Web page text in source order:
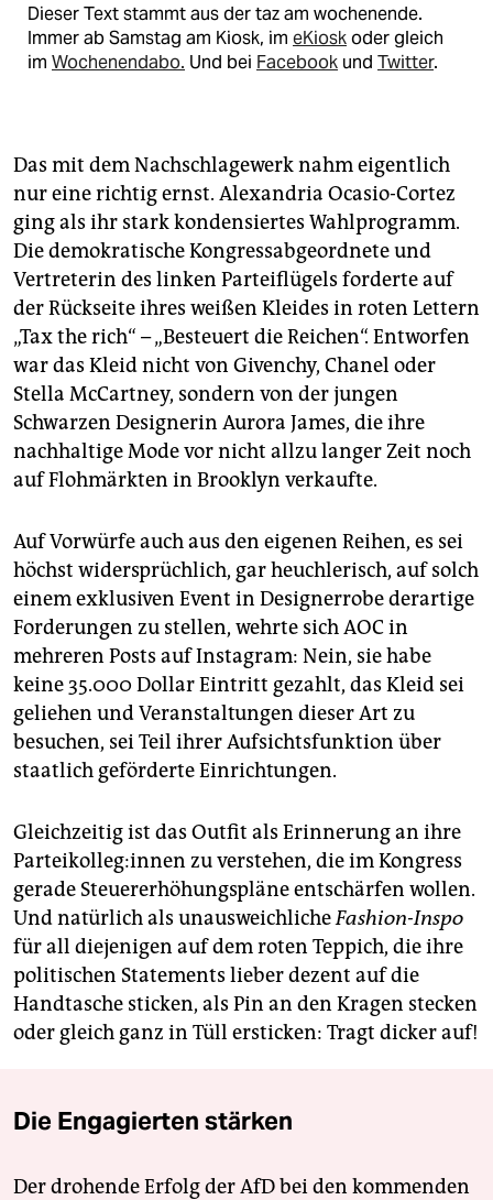
Dieser Text stammt aus der taz am wochenende.
Immer ab Samstag am Kiosk, im eKioskoder gleich
im Wochenendabo. Und bei Facebook und Twitter.
Das mit dem Nachschlagewerk nahm eigentlich
nur eine richtig ernst. Alexandria Ocasio-Cortez
ging als ihr stark kondensiertes Wahlprogramm.
Die demokratische Kongressabgeordnete und
Vertreterin des linken Parteiflügels forderte auf
der Rückseite ihres weißen Kleides in roten Lettern
„Tax the rich“ – „Besteuert die Reichen“. Entworfen
war das Kleid nicht von Givenchy, Chanel oder
Stella McCartney, sondern von der jungen
Schwarzen Designerin Aurora James, die ihre
nachhaltige Mode vor nicht allzu langer Zeit noch
auf Flohmärkten in Brooklyn verkaufte.
Auf Vorwürfe auch aus den eigenen Reihen, es sei
höchst widersprüchlich, gar heuchlerisch, auf solch
einem exklusiven Event in Designerrobe derartige
Forderungen zu stellen, wehrte sich AOC in
mehreren Posts auf Instagram: Nein, sie habe
keine 35.000 Dollar Eintritt gezahlt, das Kleid sei
geliehen und Veranstaltungen dieser Art zu
besuchen, sei Teil ihrer Aufsichtsfunktion über
staatlich geförderte Einrichtungen.
Gleichzeitig ist das Outfit als Erinnerung an ihre
Par­tei­kol­le­g:in­nen zu verstehen, die im Kongress
gerade Steuererhöhungspläne entschärfen wollen.
Und natürlich als unausweichlicheFashion-Inspo
für all diejenigen auf dem roten Teppich, die ihre
politischen Statements lieber dezent auf die
Handtasche sticken, als Pin an den Kragen stecken
oder gleich ganz in Tüll ersticken: Tragt dicker auf!
Die Engagierten stärken
Der drohende Erfolg der AfD bei den kommenden